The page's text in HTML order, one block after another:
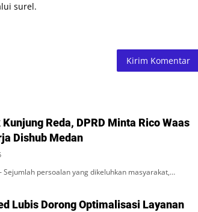
surel.
Reda, DPRD Minta Rico Waas
Dishub Medan
Sejumlah persoalan yang dikeluhkan masyarakat,…
Lubis Dorong Optimalisasi Layanan